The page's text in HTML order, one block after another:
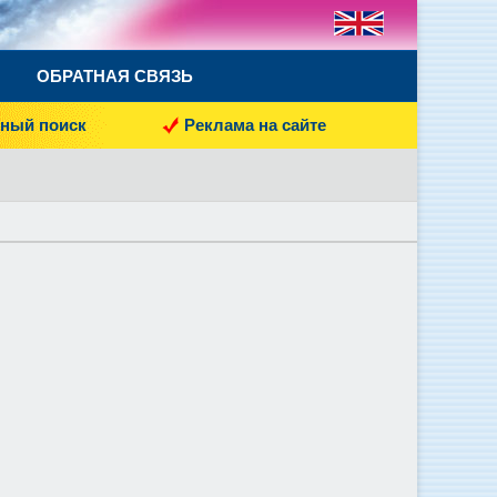
ОБРАТНАЯ СВЯЗЬ
поиск Реклама на сайте